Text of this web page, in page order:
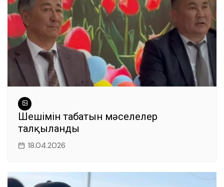
Шешімін табатын мәселелер
талқыланды
18.04.2026